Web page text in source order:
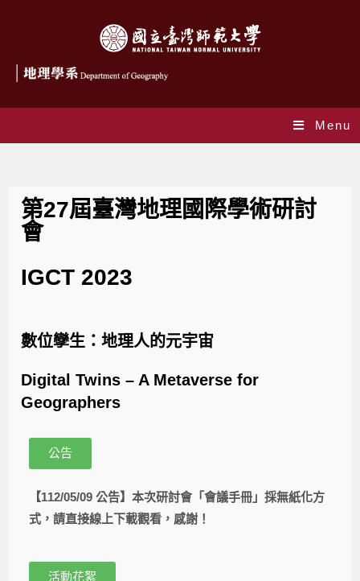
Menu
第27屆臺灣地理國際學術研討
會
IGCT 2023
數位孿生：地理人的元宇宙
Digital Twins – A Metaverse for
Geographers
公告
【112/05/09 公告】本次研討會「會議手冊」採無紙化方
式，請直接線上下載觀看，感謝！
活動花絮